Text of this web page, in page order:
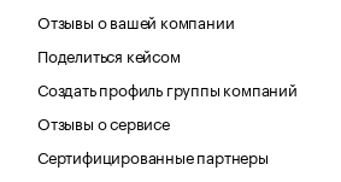
Отзывы о вашей компании
Поделиться кейсом
Создать профиль группы компаний
Отзывы о сервисе
Сертифицированные партнеры